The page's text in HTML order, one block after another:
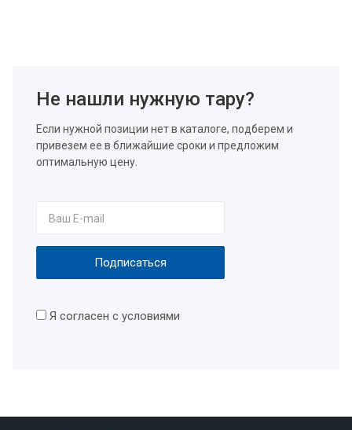
Не нашли нужную тару?
Если нужной позиции нет в каталоге, подберем и
привезем ее в ближайшие сроки и предложим
оптимальную цену.
Я согласен с условиями